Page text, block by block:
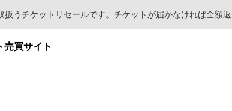
うチケットリセールです。チケットが届かなければ全額
売買サイト